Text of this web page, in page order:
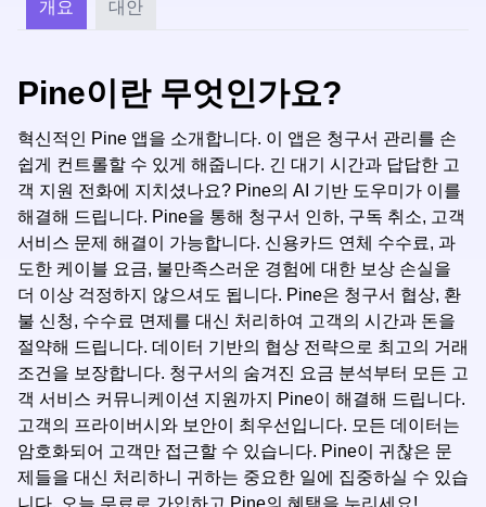
개요 대안
Pine이란 무엇인가요?
혁신적인 Pine 앱을 소개합니다. 이 앱은 청구서 관리를 손
쉽게 컨트롤할 수 있게 해줍니다. 긴 대기 시간과 답답한 고
객 지원 전화에 지치셨나요? Pine의 AI 기반 도우미가 이를
해결해 드립니다. Pine을 통해 청구서 인하, 구독 취소, 고객
서비스 문제 해결이 가능합니다. 신용카드 연체 수수료, 과
도한 케이블 요금, 불만족스러운 경험에 대한 보상 손실을
더 이상 걱정하지 않으셔도 됩니다. Pine은 청구서 협상, 환
불 신청, 수수료 면제를 대신 처리하여 고객의 시간과 돈을
절약해 드립니다. 데이터 기반의 협상 전략으로 최고의 거래
조건을 보장합니다. 청구서의 숨겨진 요금 분석부터 모든 고
객 서비스 커뮤니케이션 지원까지 Pine이 해결해 드립니다.
고객의 프라이버시와 보안이 최우선입니다. 모든 데이터는
암호화되어 고객만 접근할 수 있습니다. Pine이 귀찮은 문
제들을 대신 처리하니 귀하는 중요한 일에 집중하실 수 있습
니다. 오늘 무료로 가입하고 Pine의 혜택을 누리세요!